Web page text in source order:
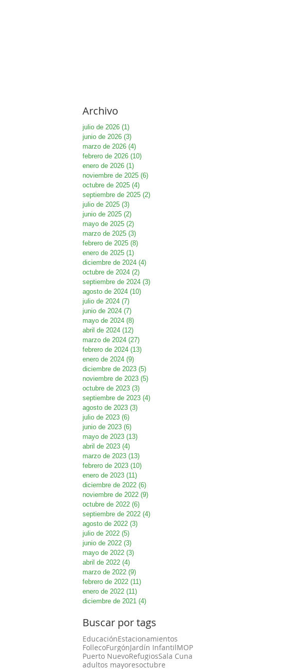
Archivo
julio de 2026 (1)
junio de 2026 (3)
marzo de 2026 (4)
febrero de 2026 (10)
enero de 2026 (1)
noviembre de 2025 (6)
octubre de 2025 (4)
septiembre de 2025 (2)
julio de 2025 (3)
junio de 2025 (2)
mayo de 2025 (2)
marzo de 2025 (3)
febrero de 2025 (8)
enero de 2025 (1)
diciembre de 2024 (4)
octubre de 2024 (2)
septiembre de 2024 (3)
agosto de 2024 (10)
julio de 2024 (7)
junio de 2024 (7)
mayo de 2024 (8)
abril de 2024 (12)
marzo de 2024 (27)
febrero de 2024 (13)
enero de 2024 (9)
diciembre de 2023 (5)
noviembre de 2023 (5)
octubre de 2023 (3)
septiembre de 2023 (4)
agosto de 2023 (3)
julio de 2023 (6)
junio de 2023 (6)
mayo de 2023 (13)
abril de 2023 (4)
marzo de 2023 (13)
febrero de 2023 (10)
enero de 2023 (11)
diciembre de 2022 (6)
noviembre de 2022 (9)
octubre de 2022 (6)
septiembre de 2022 (4)
agosto de 2022 (3)
julio de 2022 (5)
junio de 2022 (3)
mayo de 2022 (3)
abril de 2022 (4)
marzo de 2022 (9)
febrero de 2022 (11)
enero de 2022 (11)
diciembre de 2021 (4)
Buscar por tags
EducaciónEstacionamientos
FollecoFurgónJardín InfantilMOP
Puerto NuevoRefugiosSala Cuna
adultos mayoresoctubre